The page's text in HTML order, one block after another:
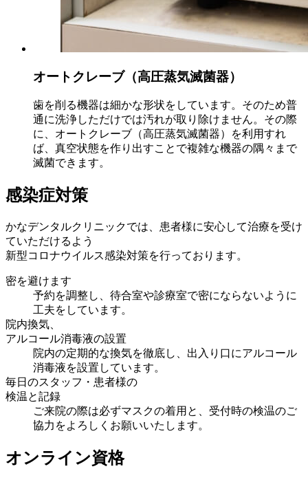
オートクレーブ（高圧蒸気滅菌器）
歯を削る機器は細かな形状をしています。そのため普
通に洗浄しただけでは汚れが取り除けません。その際
に、オートクレーブ（高圧蒸気滅菌器）を利用すれ
ば、真空状態を作り出すことで複雑な機器の隅々まで
滅菌できます。
感染症対策
かなデンタルクリニックでは、患者様に安心して治療を受け
ていただけるよう
新型コロナウイルス感染対策を行っております。
密を避けます
予約を調整し、待合室や診療室で密にならないように
工夫をしています。
院内換気、
アルコール消毒液の設置
院内の定期的な換気を徹底し、出入り口にアルコール
消毒液を設置しています。
毎日のスタッフ・患者様の
検温と記録
ご来院の際は必ずマスクの着用と、受付時の検温のご
協力をよろしくお願いいたします。
オンライン資格